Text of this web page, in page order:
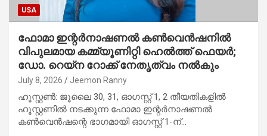
USA
ഫോമാ ഇന്റർനാഷണൽ കൺവെൻഷനിൽ
വിപുലമായ കമ്മ്യൂണിറ്റി ഹെൽത്ത് ഫെയർ;
ഡോ. റെയ്‌ന റോക്ക് നേതൃത്വം നൽകും
July 8, 2026 Jeemon Ranny
ഹൂസ്റ്റൺ: ജൂലൈ 30, 31, ഓഗസ്റ്റ് 1, 2 തീയതികളിൽ
ഹൂസ്റ്റണിൽ നടക്കുന്ന ഫോമാ ഇന്റർനാഷണൽ
കൺവെൻഷന്റെ ഭാഗമായി ഓഗസ്റ്റ് 1-ന്…